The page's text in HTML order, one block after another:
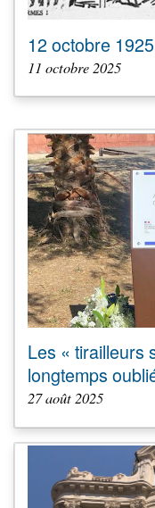
12 octobre
11 octobre 2025
Les « tirailleurs
longtemps
27 août 2025